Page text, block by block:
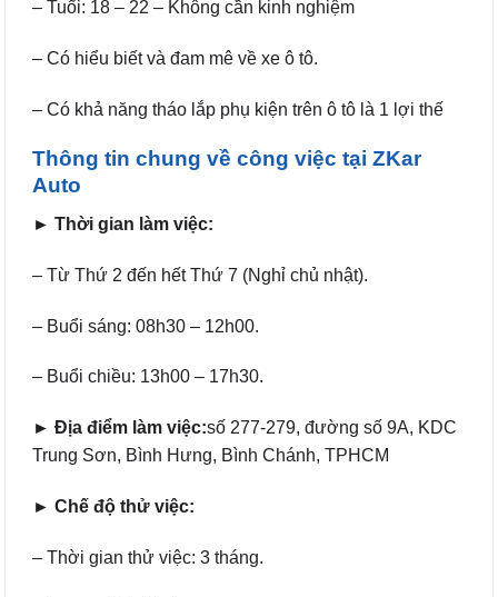
– Tuổi: 18 – 22 – Không cần kinh nghiệm
– Có hiểu biết và đam mê về xe ô tô.
– Có khả năng tháo lắp phụ kiện trên ô tô là 1 lợi thế
Thông tin chung về công việc tại ZKar
Auto
► Thời gian làm việc:
– Từ Thứ 2 đến hết Thứ 7 (Nghỉ chủ nhật).
– Buổi sáng: 08h30 – 12h00.
– Buổi chiều: 13h00 – 17h30.
► Địa điểm làm việc:số 277-279, đường số 9A, KDC
Trung Sơn, Bình Hưng, Bình Chánh, TPHCM
► Chế độ thử việc:
– Thời gian thử việc: 3 tháng.